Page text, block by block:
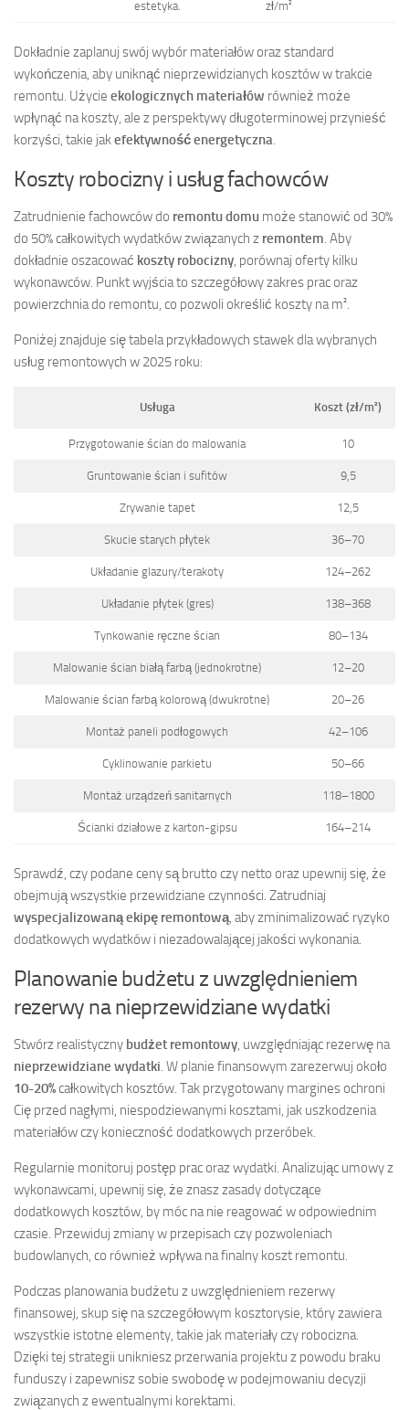
estetyka. zł/m²
Dokładnie zaplanuj swój wybór materiałów oraz standard
wykończenia, aby uniknąć nieprzewidzianych kosztów w trakcie
remontu. Użycie ekologicznych materiałów również może
wpłynąć na koszty, ale z perspektywy długoterminowej przynieść
korzyści, takie jakefektywność energetyczna.
Koszty robocizny i usług fachowców
Zatrudnienie fachowców do remontu domu może stanowić od 30%
do 50% całkowitych wydatków związanych z remontem. Aby
dokładnie oszacować koszty robocizny, porównaj oferty kilku
wykonawców. Punkt wyjścia to szczegółowy zakres prac oraz
powierzchnia do remontu, co pozwoli określić koszty na m².
Poniżej znajduje się tabela przykładowych stawek dla wybranych
usług remontowych w 2025 roku:
Usługa Koszt (zł/m²)
Przygotowanie ścian do malowania 10
Gruntowanie ścian i sufitów 9,5
Zrywanie tapet 12,5
Skucie starych płytek 36–70
Układanie glazury/terakoty 124–262
Układanie płytek (gres) 138–368
Tynkowanie ręczne ścian 80–134
Malowanie ścian białą farbą (jednokrotne) 12–20
Malowanie ścian farbą kolorową (dwukrotne) 20–26
Montaż paneli podłogowych 42–106
Cyklinowanie parkietu 50–66
Montaż urządzeń sanitarnych 118–1800
Ścianki działowe z karton-gipsu 164–214
Sprawdź, czy podane ceny są brutto czy netto oraz upewnij się, że
obejmują wszystkie przewidziane czynności. Zatrudniaj
wyspecjalizowaną ekipę remontową , aby zminimalizować ryzyko
dodatkowych wydatków i niezadowalającej jakości wykonania.
Planowanie budżetu z uwzględnieniem
rezerwy na nieprzewidziane wydatki
Stwórz realistyczny budżet remontowy , uwzględniając rezerwę na
nieprzewidziane wydatki . W planie finansowym zarezerwuj około
10-20%całkowitych kosztów. Tak przygotowany margines ochroni
Cię przed nagłymi, niespodziewanymi kosztami, jak uszkodzenia
materiałów czy konieczność dodatkowych przeróbek.
Regularnie monitoruj postęp prac oraz wydatki. Analizując umowy z
wykonawcami, upewnij się, że znasz zasady dotyczące
dodatkowych kosztów, by móc na nie reagować w odpowiednim
czasie. Przewiduj zmiany w przepisach czy pozwoleniach
budowlanych, co również wpływa na finalny koszt remontu.
Podczas planowania budżetu z uwzględnieniem rezerwy
finansowej, skup się na szczegółowym kosztorysie, który zawiera
wszystkie istotne elementy, takie jak materiały czy robocizna.
Dzięki tej strategii unikniesz przerwania projektu z powodu braku
funduszy i zapewnisz sobie swobodę w podejmowaniu decyzji
związanych z ewentualnymi korektami.